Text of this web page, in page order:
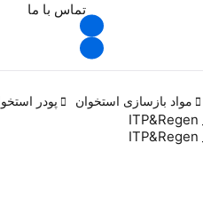
تماس با ما
مواد بازسازی استخوان پودر